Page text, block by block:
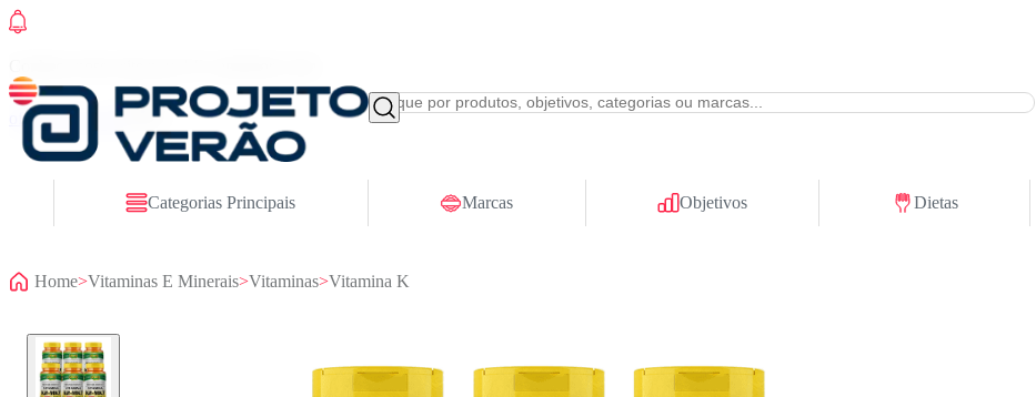
ofertas especiais
Categorias Principais Marcas Objetivos Dietas
Home>Vitaminas E Minerais>Vitaminas>Vitamina K